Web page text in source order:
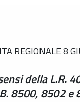
REGIONALE 8
della L.R.
8500, 8502 e